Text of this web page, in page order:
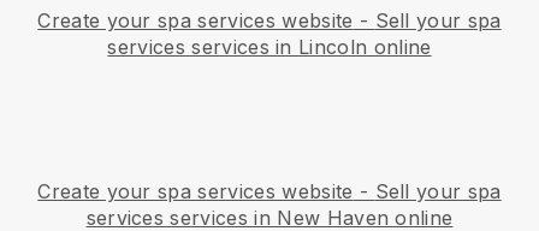
Create your spa services website - Sell your spa
services services in Lincoln online
Create your spa services website - Sell your spa
services services in New Haven online